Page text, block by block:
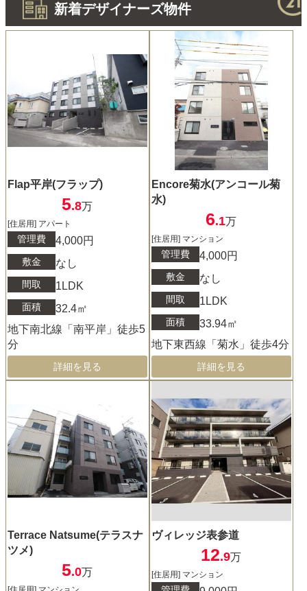
新着デザイナーズ物件
Flap平岸(フラップ)
5.8万
[住居用] アパート
管理費 4,000円
敷金 なし
間取 1LDK
面積
32.4㎡
地下南北線「南平岸」徒歩5
分
詳細を見る
Encore菊水(アンコール菊
水)
6.1万
[住居用] マンション
管理費 4,000円
敷金 なし
間取 1LDK
面積
33.94㎡
地下東西線「菊水」徒歩4分
詳細を見る
Terrace Natsume(テラスナ
ツメ)
5.0万
ヴィレッジ表参道
12.9万
[住居用] マンション